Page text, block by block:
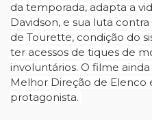
da temporada, adapta a
Davidson, e sua luta
de Tourette, condição do
ter acessos de tiques de
involuntários. O filme
Melhor Direção de Elenco
protagonista.